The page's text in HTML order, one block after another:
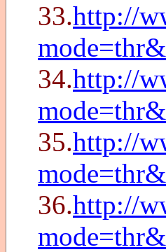
33.http://
34.http://
35.http://
36.http://